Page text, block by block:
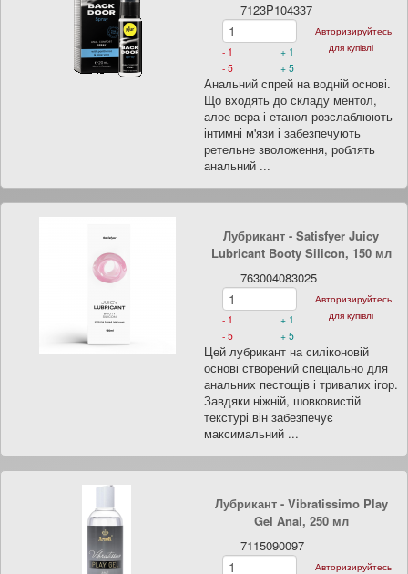
7123P104337
+ 1
- 1
- 5
+ 5
Авторизируйтесь
для купівлі
Анальний спрей на водній основі.
Що входять до складу ментол,
алое вера і етанол розслаблюють
інтимні м'язи і забезпечують
ретельне зволоження, роблять
анальний ...
Лубрикант - Satisfyer Juicy
Lubricant Booty Silicon, 150 мл
763004083025
+ 1
- 1
- 5
+ 5
Авторизируйтесь
для купівлі
Цей лубрикант на силіконовій
основі створений спеціально для
анальних пестощів і тривалих ігор.
Завдяки ніжній, шовковистій
текстурі він забезпечує
максимальний ...
Лубрикант - Vibratissimo Play
Gel Anal, 250 мл
7115090097
Авторизируйтесь